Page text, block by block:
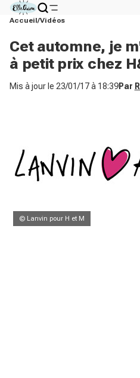
Accueil Vidéos
Cet automne, je
à petit prix chez
Mis à jour le 23/01/17 à 18:39Par
© Lanvin pour H et M